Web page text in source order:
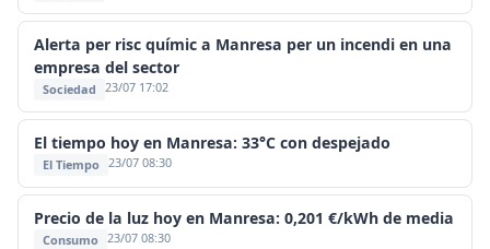
Alerta per risc químic a Manresa per un incendi en una
empresa del sector
Sociedad 23/07 17:02
El tiempo hoy en Manresa: 33°C con despejado
El Tiempo 23/07 08:30
Precio de la luz hoy en Manresa: 0,201 €/kWh de media
Consumo 23/07 08:30